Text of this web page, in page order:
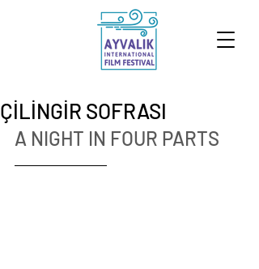
ÇİLİNGİR SOFRASI
A NIGHT IN FOUR PARTS